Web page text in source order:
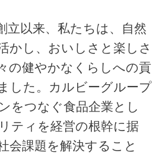
以来、私たちは、自然
かし、おいしさと楽しさ
の健やかなくらしへの貢
した。カルビーグループ
をつなぐ食品企業とし
ティを経営の根幹に据
会課題を解決すること